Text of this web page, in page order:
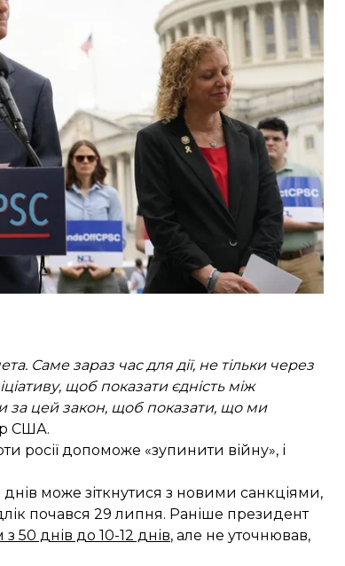
часу і нам треба прискоритися із
президент, — у правильному напрямку,
— сказав Блюменталь.
за законопроєкт. За його
можливо набрати 90 голосів.
Саме зараз час для дії, не тільки через
щоб показати єдність між
за цей закон, щоб показати, що ми
США.
росії допоможе «зупинити війну», і
може зіткнутися з новими санкціями,
почався 29 липня. Раніше президент
50 днів до 10-12 днів, але не уточнював,